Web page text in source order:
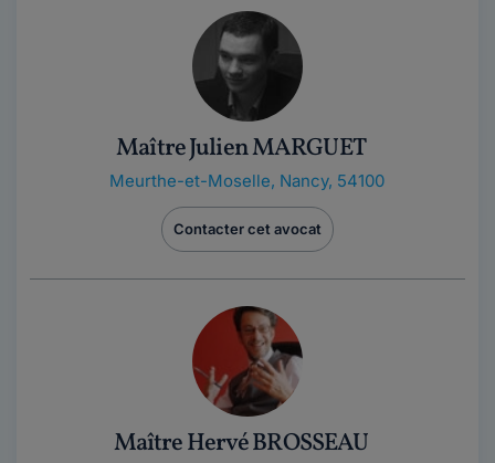
Maître Julien MARGUET
Meurthe-et-Moselle, Nancy, 54100
Contacter cet avocat
Maître Hervé BROSSEAU